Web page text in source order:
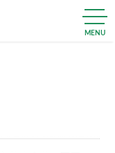
MENU